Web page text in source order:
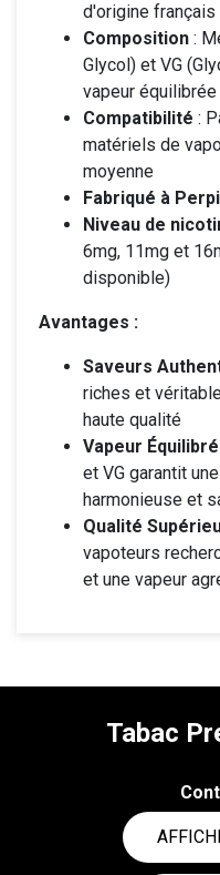
d'origine français
Composition :
Glycol) et VG
vapeur équilibrée
Compatibilité :
matériels de
moyenne
Fabriqué à
Niveau de
6mg, 11mg et
disponible)
Avantages :
Saveurs
riches et
haute qualité
Vapeur
et VG garantit
harmonieuse et
Qualité
vapoteurs
et une vapeur
Tabac